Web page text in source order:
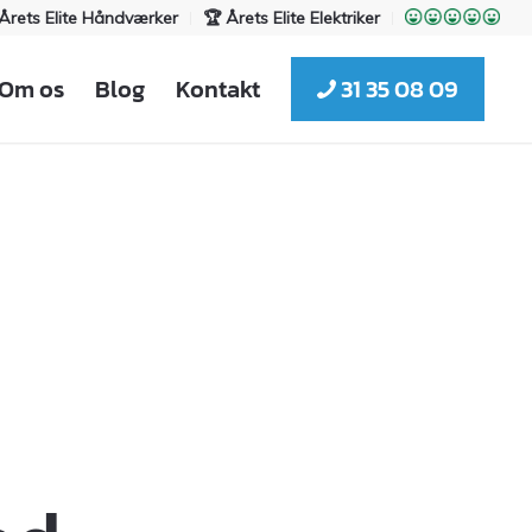
Elite Håndværker 🏆 Årets Elite Elektriker
os Blog Kontakt 31 35 08 09